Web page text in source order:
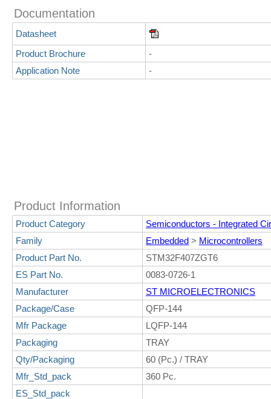
Documentation
Datasheet
Product Brochure
-
Application Note
-
Product Information
Product Category
Semiconductors - Integrated
Family
Embedded > Microcontrollers
Product Part No.
STM32F407ZGT6
ES Part No.
0083-0726-1
Manufacturer
ST MICROELECTRONICS
Package/Case
QFP-144
Mfr Package
LQFP-144
Packaging
TRAY
Qty/Packaging
60 (Pc.) / TRAY
Mfr_Std_pack
360 Pc.
ES_Std_pack